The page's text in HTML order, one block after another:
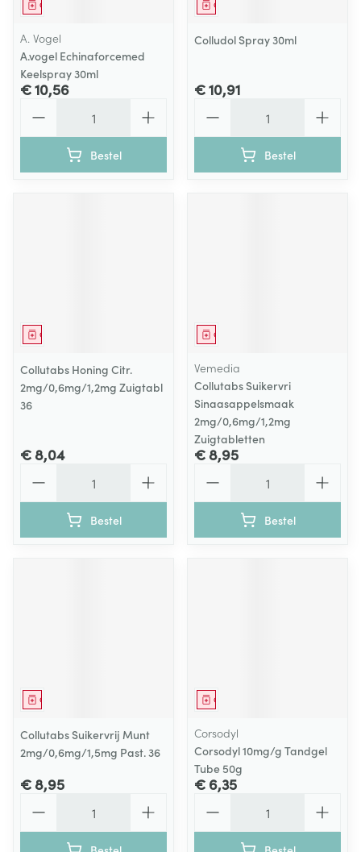
Geneesmiddel
A. Vogel
A.vogel Echinaforcemed
Keelspray 30ml
€ 10,56
Bestel
Geneesmiddel
Colludol Spray 30ml
€ 10,91
Bestel
Geneesmiddel
Collutabs Honing Citr.
2mg/0,6mg/1,2mg Zuigtabl
36
€ 8,04
Bestel
Geneesmiddel
Vemedia
Collutabs Suikervri
Sinaasappelsmaak
2mg/0,6mg/1,2mg
Zuigtabletten
€ 8,95
Bestel
Geneesmiddel
Collutabs Suikervrij Munt
2mg/0,6mg/1,5mg Past. 36
€ 8,95
Geneesmiddel
Corsodyl
Corsodyl 10mg/g Tandgel
Tube 50g
€ 6,35